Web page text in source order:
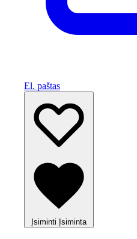
El. paštas
Įsiminti Įsiminta